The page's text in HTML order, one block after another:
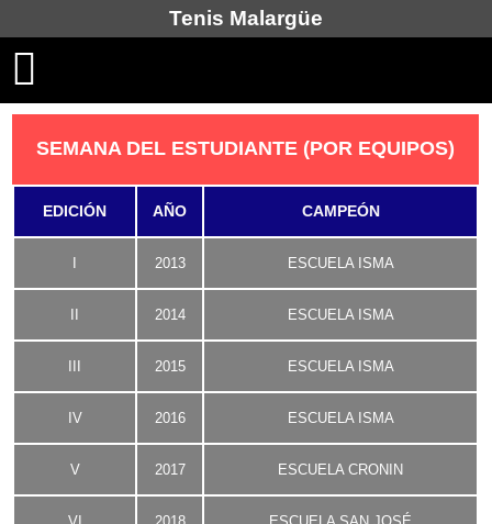
Tenis Malargüe
SEMANA DEL ESTUDIANTE (POR EQUIPOS)
EDICIÓN AÑO CAMPEÓN
I 2013 ESCUELA ISMA
II 2014 ESCUELA ISMA
III 2015 ESCUELA ISMA
IV 2016 ESCUELA ISMA
V 2017 ESCUELA CRONIN
VI 2018 ESCUELA SAN JOSÉ